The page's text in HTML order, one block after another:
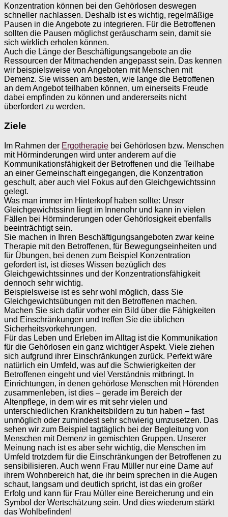
Konzentration können bei den Gehörlosen deswegen
schneller nachlassen. Deshalb ist es wichtig, regelmäßige
Pausen in die Angebote zu integrieren. Für die Betroffenen
sollten die Pausen möglichst geräuscharm sein, damit sie
sich wirklich erholen können.
Auch die Länge der Beschäftigungsangebote an die
Ressourcen der Mitmachenden angepasst sein. Das kennen
wir beispielsweise von Angeboten mit Menschen mit
Demenz. Sie wissen am besten, wie lange die Betroffenen
an dem Angebot teilhaben können, um einerseits Freude
dabei empfinden zu können und andererseits nicht
überfordert zu werden.
Ziele
Im Rahmen der Ergotherapie bei Gehörlosen bzw. Menschen
mit Hörminderungen wird unter anderem auf die
Kommunikationsfähigkeit der Betroffenen und die Teilhabe
an einer Gemeinschaft eingegangen, die Konzentration
geschult, aber auch viel Fokus auf den Gleichgewichtssinn
gelegt.
Was man immer im Hinterkopf haben sollte: Unser
Gleichgewichtssinn liegt im Innenohr und kann in vielen
Fällen bei Hörminderungen oder Gehörlosigkeit ebenfalls
beeinträchtigt sein.
Sie machen in Ihren Beschäftigungsangeboten zwar keine
Therapie mit den Betroffenen, für Bewegungseinheiten und
für Übungen, bei denen zum Beispiel Konzentration
gefordert ist, ist dieses Wissen bezüglich des
Gleichgewichtssinnes und der Konzentrationsfähigkeit
dennoch sehr wichtig.
Beispielsweise ist es sehr wohl möglich, dass Sie
Gleichgewichtsübungen mit den Betroffenen machen.
Machen Sie sich dafür vorher ein Bild über die Fähigkeiten
und Einschränkungen und treffen Sie die üblichen
Sicherheitsvorkehrungen.
Für das Leben und Erleben im Alltag ist die Kommunikation
für die Gehörlosen ein ganz wichtiger Aspekt. Viele ziehen
sich aufgrund ihrer Einschränkungen zurück. Perfekt wäre
natürlich ein Umfeld, was auf die Schwierigkeiten der
Betroffenen eingeht und viel Verständnis mitbringt. In
Einrichtungen, in denen gehörlose Menschen mit Hörenden
zusammenleben, ist dies – gerade im Bereich der
Altenpflege, in dem wir es mit sehr vielen und
unterschiedlichen Krankheitsbildern zu tun haben – fast
unmöglich oder zumindest sehr schwierig umzusetzen. Das
sehen wir zum Beispiel tagtäglich bei der Begleitung von
Menschen mit Demenz in gemischten Gruppen. Unserer
Meinung nach ist es aber sehr wichtig, die Menschen im
Umfeld trotzdem für die Einschränkungen der Betroffenen zu
sensibilisieren. Auch wenn Frau Müller nur eine Dame auf
ihrem Wohnbereich hat, die ihr beim sprechen in die Augen
schaut, langsam und deutlich spricht, ist das ein großer
Erfolg und kann für Frau Müller eine Bereicherung und ein
Symbol der Wertschätzung sein. Und dies wiederum stärkt
das Wohlbefinden!